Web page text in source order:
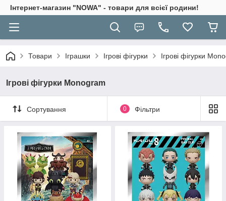
Інтернет-магазин "NOWA" - товари для всієї родини!
Товари Іграшки Ігрові фігурки Ігрові фігурки
Ігрові фігурки Monogram
Сортування 0 Фільтри